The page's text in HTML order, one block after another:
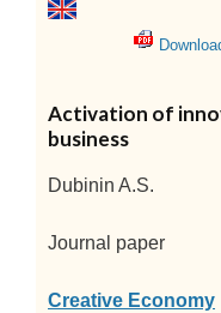
Activation of
business
Dubinin A.S.
Journal paper
Creative Economy